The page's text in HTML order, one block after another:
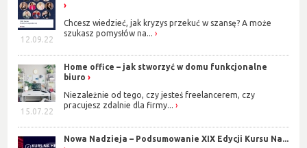
12.09.22
Chcesz wiedzieć, jak kryzys przekuć w szansę? A może
szukasz pomysłów na...
15.07.22
Home office – jak stworzyć w domu funkcjonalne
biuro
Niezależnie od tego, czy jesteś freelancerem, czy
pracujesz zdalnie dla firmy...
Nowa Nadzieja – Podsumowanie XIX Edycji Kursu Na...